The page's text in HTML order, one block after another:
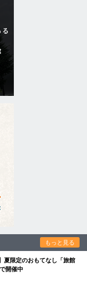
もっと見る
夏限定のおもてなし「旅館
開催中